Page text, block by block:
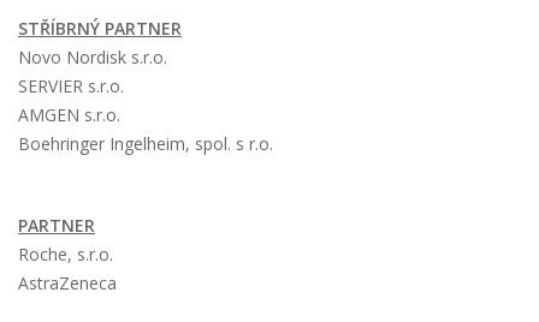
STŘÍBRNÝ PARTNER
Novo Nordisk s.r.o.
SERVIER s.r.o.
AMGEN s.r.o.
Boehringer Ingelheim, spol. s r.o.
PARTNER
Roche, s.r.o.
AstraZeneca